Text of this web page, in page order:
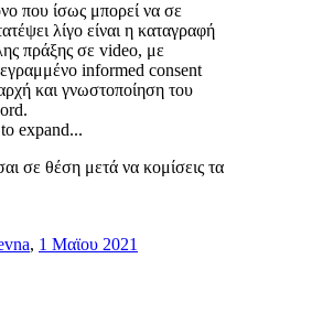
που ίσως μπορεί να σε
λίγο είναι η καταγραφή
πράξης σε video, με
informed consent
και γνωστοποίηση του
expand...
σε θέση μετά να κομίσεις τα
, 1 Μαϊου 2021